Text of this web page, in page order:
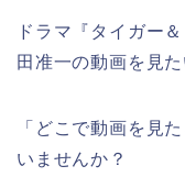
ドラマ『タイガー
田准一の動画を見
「どこで動画を見
いませんか？